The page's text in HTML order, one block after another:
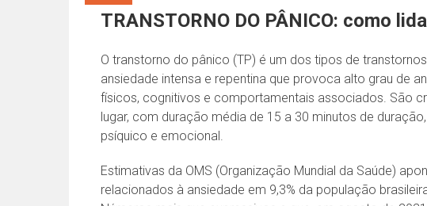
TRANSTORNO DO PÂNICO: como
O transtorno do pânico (TP) é um dos tipos de
ansiedade intensa e repentina que provoca alto grau de
físicos, cognitivos e comportamentais associados. São
lugar, com duração média de 15 a 30 minutos de
psíquico e emocional.
Estimativas da OMS (Organização Mundial da Saúde)
relacionados à ansiedade em 9,3% da população